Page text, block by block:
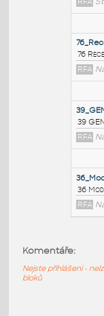
76
Komentáře:
Nejste přihlášeni -
bloků